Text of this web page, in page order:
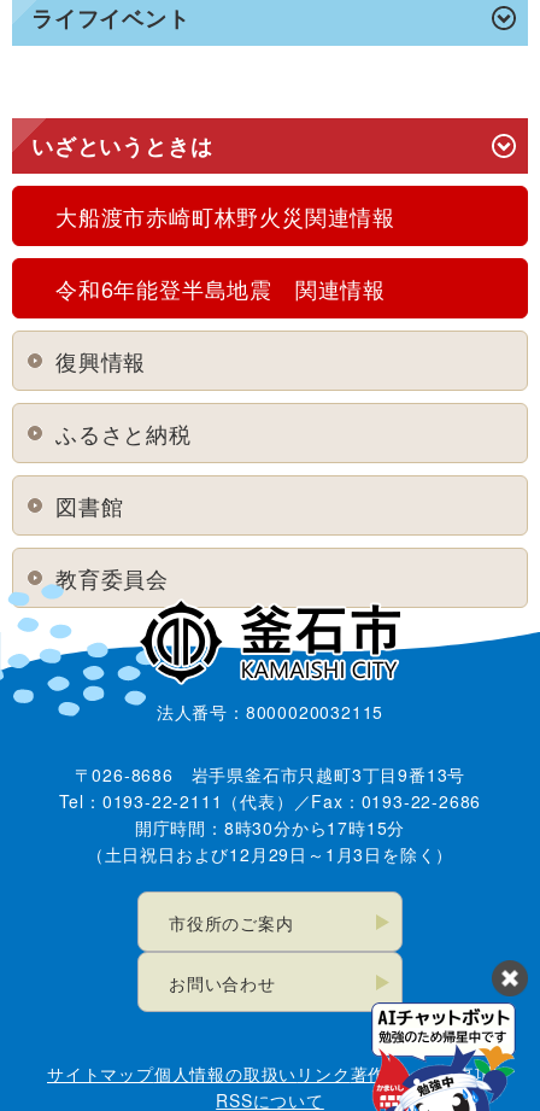
ライフイベント
いざというときは
大船渡市赤崎町林野火災関連情報
令和6年能登半島地震 関連情報
復興情報
ふるさと納税
図書館
教育委員会
法人番号：8000020032115
〒026-8686 岩手県釜石市只越町3丁目9番13号
Tel：0193-22-2111（代表）／Fax：0193-22-2686
開庁時間：8時30分から17時15分
（土日祝日および12月29日～1月3日を除く）
市役所のご案内
お問い合わせ
サイトマップ個人情報の取扱い リンク著作権・免責事項
RSSについて